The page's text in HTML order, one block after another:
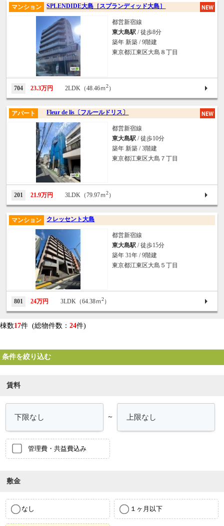
SPLENDIDE大島［スプランディッド大島］
マンション
都営新宿線
東大島駅 / 徒歩8分
築年 新築 / 9階建
東京都江東区大島８丁目
704 23.3万円 2LDK（48.46ｍ2）
Fleur de lis〔フルールドリス〕
アパート
都営新宿線
東大島駅 / 徒歩10分
築年 新築 / 3階建
東京都江東区大島７丁目
201 21.9万円 3LDK（79.97ｍ2）
クレッセント大島
マンション
都営新宿線
東大島駅 / 徒歩15分
築年 31年 / 9階建
東京都江東区大島５丁目
801 24万円 3LDK（64.38ｍ2）
棟数17件 (総物件数： 24件)
条件を絞り込む
賃料
～
管理費・共益費込み
敷金
なし １ヶ月以下